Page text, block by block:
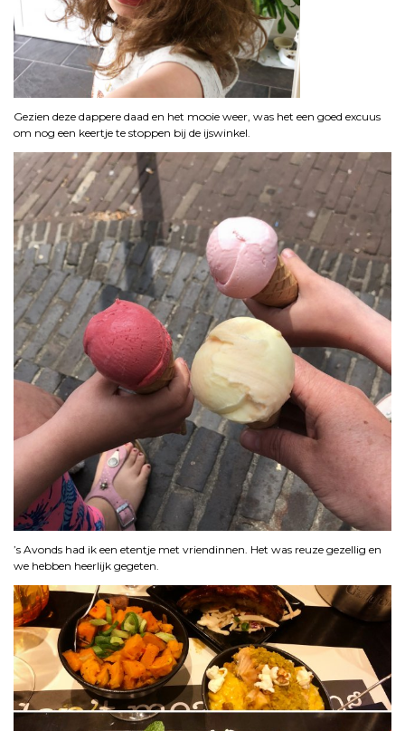
Gezien deze dappere daad en het mooie weer, was het een goed excuus
om nog een keertje te stoppen bij de ijswinkel.
’s Avonds had ik een etentje met vriendinnen. Het was reuze gezellig en
we hebben heerlijk gegeten.